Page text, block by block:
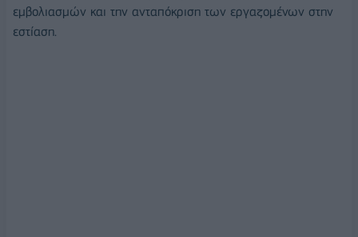
εμβολιασμών και την ανταπόκριση των εργαζομένων στην
εστίαση.